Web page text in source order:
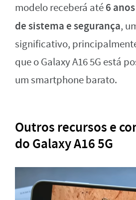
modelo receberá até6
de sistema e segurança,
significativo,
que o Galaxy A16 5G está
um smartphone barato.
Outros recursos e
do Galaxy A16 5G